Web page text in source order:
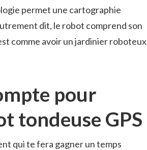
permet une cartographie
dit, le robot comprend son
comme avoir un jardinier roboteux
pour
tondeuse GPS
qui te fera gagner un temps